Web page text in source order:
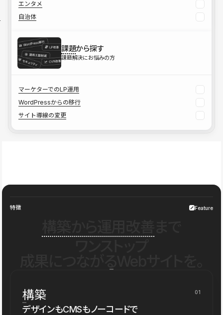
エンタメ
自治体
課題から探す
課題解決にお悩みの方
マーケターでのLP運用
WordPressからの移行
サイト導線の変更
特徴 Feature
構築 01
デザインもCMSもノーコードで